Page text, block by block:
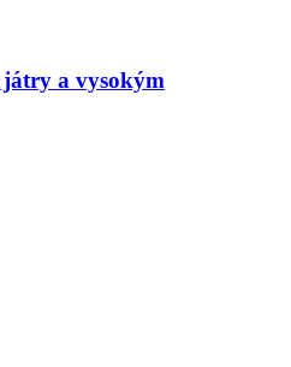
játry a vysokým